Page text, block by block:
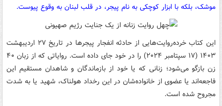
موشک، بلکه با ابزار کوچکی به نام پیجر، در قلب لبنان به وقوع پیوست.
این کتاب خرده‌روایت‌هایی از حادثه انفجار پیجرها در تاریخ ۲۷ اردیبهشت
۱۴۰۳ (۱۷ سپتامبر ۲۰۲۴) را در خود جای داده است. روایاتی که از زبان ۴۰
زن بازگو می‌شود؛ زنانی که یا خود از بازماندگان و شاهدان مستقیم این
فاجعه‌اند یا عضوی از خانواده‌شان در این رخداد هولناک، شهید یا به شدت
مجروح شده است.